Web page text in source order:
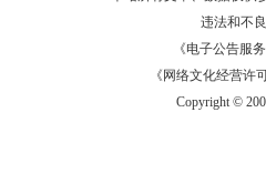
违法和不
《电子公告服务
《网络文化经营许
Copyright ©